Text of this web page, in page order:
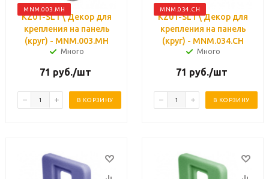
MNM.003.MH
KZ01-SL1 \ Декор для
крепления на панель
(круг) - MNM.003.MH
Много
71 руб./шт
В КОРЗИНУ
MNM.034.CH
KZ01-SL1 \ Декор для
крепления на панель
(круг) - MNM.034.CH
Много
71 руб./шт
В КОРЗИНУ